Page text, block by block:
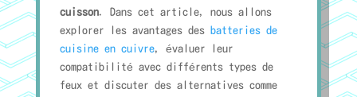
cuisson. Dans cet article, nous allons
explorer les avantages des
batteries de
cuisine en cuivre, évaluer leur
compatibilité avec différents types de
feux et discuter des alternatives comme